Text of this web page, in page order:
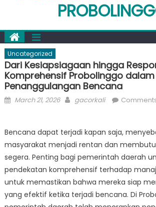
Uncategorized
Dari Kesiapsiagaan hingga
Komprehensif Probolinggo dalam
Penanggulangan Bencana
Posted
March 21, 2026 Author
gacorkali
Bencana dapat terjadi kapan saja,
masyarakat menjadi rentan dan
segera. Penting bagi pemerintah daerah
pendekatan komprehensif terhadap
untuk memastikan bahwa mereka siap
yang efektif ketika terjadi bencana. Di